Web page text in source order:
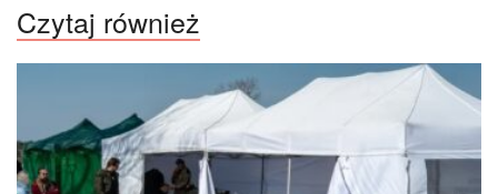
Czytaj również